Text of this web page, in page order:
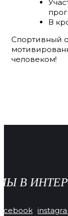
В
Спортивный
человеком!
В